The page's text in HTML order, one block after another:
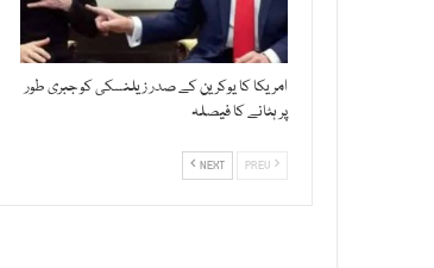
امریکا کا یوکرین کے صدر زیلنسکی کو جبری طور
پر ہٹانے کا فیصلہ
NEXT